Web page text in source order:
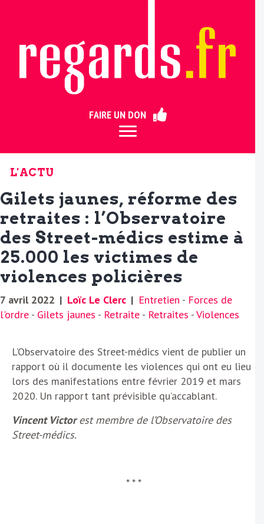
FAIRE UN DON
L'ACTU
Gilets jaunes, réforme des
retraites : l’Observatoire
des Street-médics estime à
25.000 les victimes de
violences policières
7 avril 2022 | Loïc Le Clerc | Entretien - Forces de
l'ordre - Gilets jaunes - Retraite - Retraites -Violences
L’Observatoire des Street-médics vient de publier un
rapport où il documente les violences qui ont eu lieu
lors des manifestations entre février 2019 et mars
2020. Un rapport tant prévisible qu’accablant.
Vincent Victorest membre de l’Observatoire des
Street-médics.
* * *